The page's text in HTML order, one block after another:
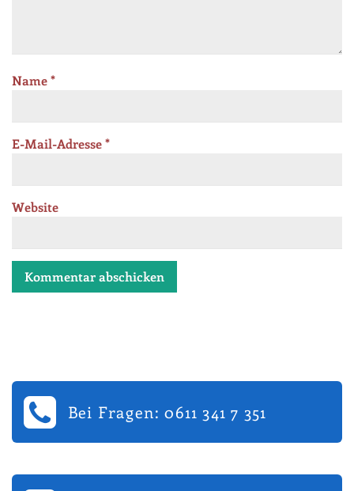
Name*
E-Mail-Adresse*
Website
Bei Fragen: 0611 341 7 351